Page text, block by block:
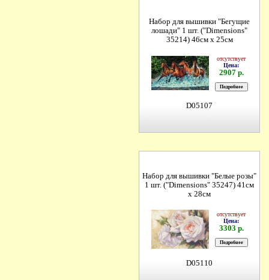
Набор для вышивки "Бегущие
лошади" 1 шт. ("Dimensions"
35214) 46см х 25см
отсутствует
Цена:
2907 р.
D05107
Набор для вышивки "Белые розы"
1 шт. ("Dimensions" 35247) 41см
х 28см
отсутствует
Цена:
3303 р.
D05110